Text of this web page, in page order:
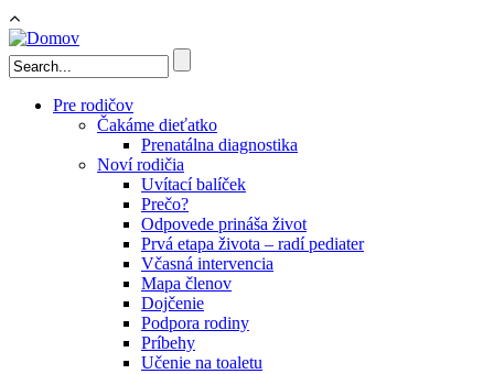
Skočiť na hlavný obsah
Vyhľadávanie
Pre rodičov
Čakáme dieťatko
Prenatálna diagnostika
Noví rodičia
Uvítací balíček
Prečo?
Odpovede prináša život
Prvá etapa života – radí pediater
Včasná intervencia
Mapa členov
Dojčenie
Podpora rodiny
Príbehy
Učenie na toaletu